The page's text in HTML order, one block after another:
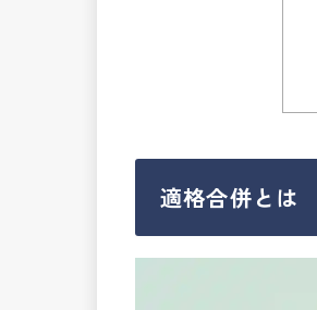
適格合併とは